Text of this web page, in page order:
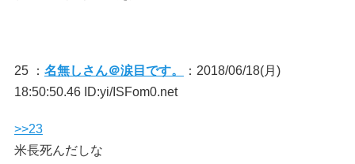
25 ： 名無しさん＠涙目です。
：2018/06/18(月)
18:50:50.46 ID:yi/ISFom0.net
>>23
米長死んだしな